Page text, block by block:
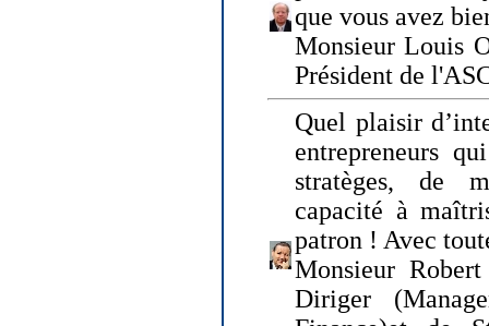
que vous avez
Monsieur Louis
Président de
Quel plaisir
entrepreneurs
stratèges, de
capacité à
patron ! Avec
Monsieur
Diriger